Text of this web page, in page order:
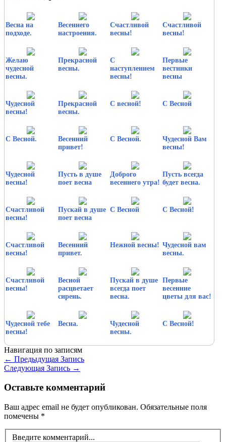
Весна на
подходе.
Весеннего
настроения.
Счастливой
весны!
Счастливой
весны!
Желаю
чудесной
весны.
Прекрасной
весны.
С
наступлением
весны!
Первые
вестники
весны
Чудесной
весны!
Прекрасной
весны.
С весной! С Весной
С Весной.
Весенний
привет!
С Весной.
Чудесной Вам
весны!
Чудесной
весны!
Пусть в душе
поет весна
Доброго
весеннего утра!
Пусть всегда
будет весна.
Счастливой
весны!
Пускай в душе
поет весна
С Весной С Весной!
Счастливой
весны!
Весенний
привет.
Нежной весны! Чудесной вам
весны.
Счастливой
весны!
Весной
расцветает
сирень.
Пускай в душе
всегда поет
весна.
Первые
весенние
цветы для вас!
Чудесной тебе
весны!
Весна.
Чудесной
весны.
С Весной!
Навигация по записям
← Предыдущая Запись
Следующая Запись →
Оставьте комментарий
Ваш адрес email не будет опубликован. Обязательные поля
помечены *
Введите комментарий...